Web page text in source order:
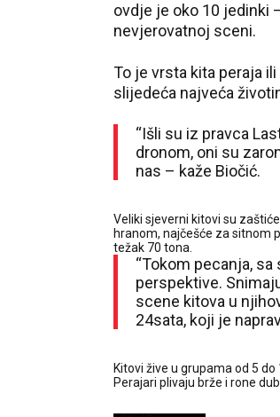
ovdje je oko 10 jedinki
nevjerovatnoj sceni.
To je vrsta kita peraja
slijedeća najveća
“Išli su iz pravca
dronom, oni su
nas – kaže Biočić.
Veliki sjeverni kitovi su
hranom, najčešće za sitnom
težak 70 tona.
“Tokom pecanja,
perspektive.
scene kitova u
24sata, koji je
Kitovi žive u grupama od 5
Perajari plivaju brže i rone